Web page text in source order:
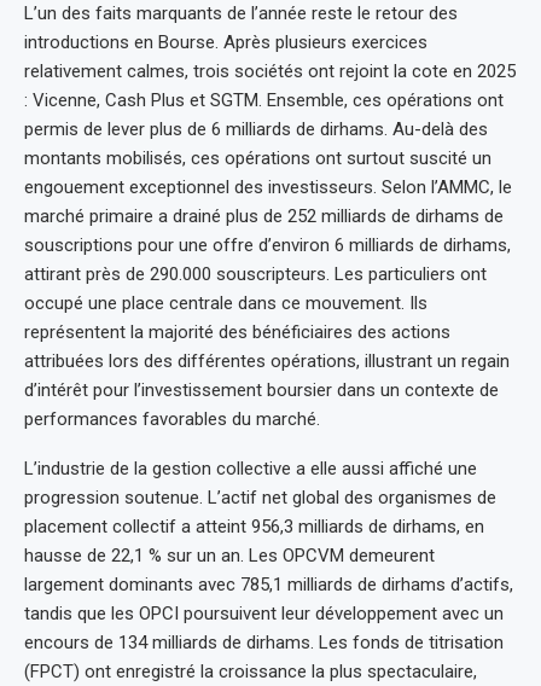
L’un des faits marquants de l’année reste le retour des
introductions en Bourse. Après plusieurs exercices
relativement calmes, trois sociétés ont rejoint la cote en 2025
: Vicenne, Cash Plus et SGTM. Ensemble, ces opérations ont
permis de lever plus de 6 milliards de dirhams. Au-delà des
montants mobilisés, ces opérations ont surtout suscité un
engouement exceptionnel des investisseurs. Selon l’AMMC, le
marché primaire a drainé plus de 252 milliards de dirhams de
souscriptions pour une offre d’environ 6 milliards de dirhams,
attirant près de 290.000 souscripteurs. Les particuliers ont
occupé une place centrale dans ce mouvement. Ils
représentent la majorité des bénéficiaires des actions
attribuées lors des différentes opérations, illustrant un regain
d’intérêt pour l’investissement boursier dans un contexte de
performances favorables du marché.
L’industrie de la gestion collective a elle aussi affiché une
progression soutenue. L’actif net global des organismes de
placement collectif a atteint 956,3 milliards de dirhams, en
hausse de 22,1 % sur un an. Les OPCVM demeurent
largement dominants avec 785,1 milliards de dirhams d’actifs,
tandis que les OPCI poursuivent leur développement avec un
encours de 134 milliards de dirhams. Les fonds de titrisation
(FPCT) ont enregistré la croissance la plus spectaculaire,